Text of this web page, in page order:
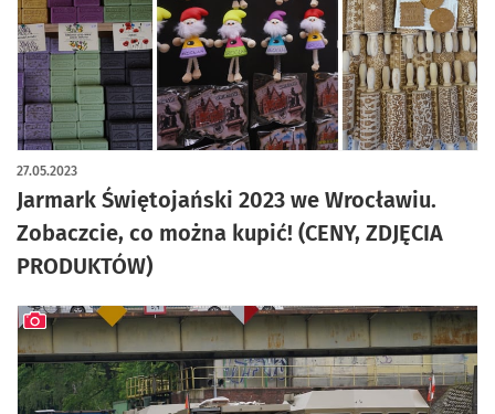
Jarmark Świętojański 2023 we Wrocławiu.
Zobaczcie, co można kupić! (CENY, ZDJĘCIA
PRODUKTÓW)
27.05.2023
artykuł z galerią zdjęć